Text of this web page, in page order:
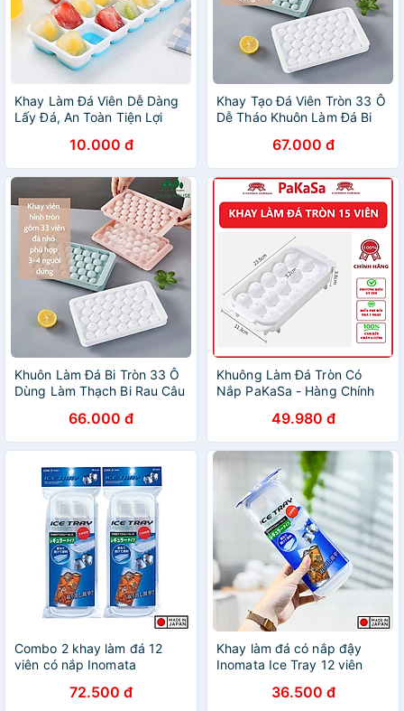
Khay Làm Đá Viên Dễ Dàng
Lấy Đá, An Toàn Tiện Lợi
10.000 đ
Khay Tạo Đá Viên Tròn 33 Ô
Dễ Tháo Khuôn Làm Đá Bi
67.000 đ
Khuôn Làm Đá Bi Tròn 33 Ô
Dùng Làm Thạch Bi Rau Câu
66.000 đ
Khuông Làm Đá Tròn Có
Nắp PaKaSa - Hàng Chính
49.980 đ
Combo 2 khay làm đá 12
viên có nắp Inomata
72.500 đ
Khay làm đá có nắp đậy
Inomata Ice Tray 12 viên
36.500 đ